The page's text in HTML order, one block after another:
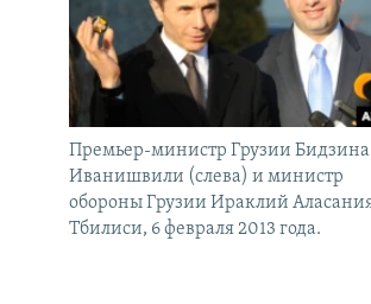
Премьер-министр Грузии Бидзина
Иванишвили (слева) и министр
обороны Грузии Ираклий
Тбилиси, 6 февраля 2013 года.